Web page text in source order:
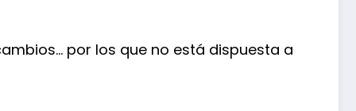
por los que no está dispuesta a